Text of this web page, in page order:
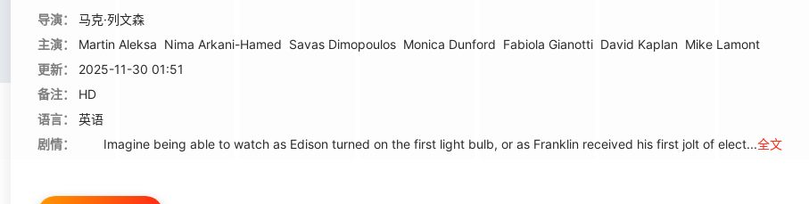
导演：
马克·列文森
主演：
Martin Aleksa Nima Arkani-Hamed Savas Dimopoulos Monica Dunford Fabiola Gianotti David Kaplan Mike Lamont
更新：
2025-11-30 01:51
备注：
HD
语言：
英语
剧情：
Imagine being able to watch as Edison turned on the first light bulb, or as Franklin received his first jolt of elect...全文